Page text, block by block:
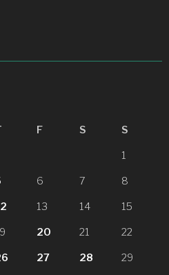
F S S
1
6 7 8
13 14 15
20 21 22
27 28 29